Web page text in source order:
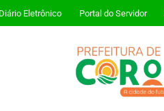
Diário Eletrônico Portal do Servidor